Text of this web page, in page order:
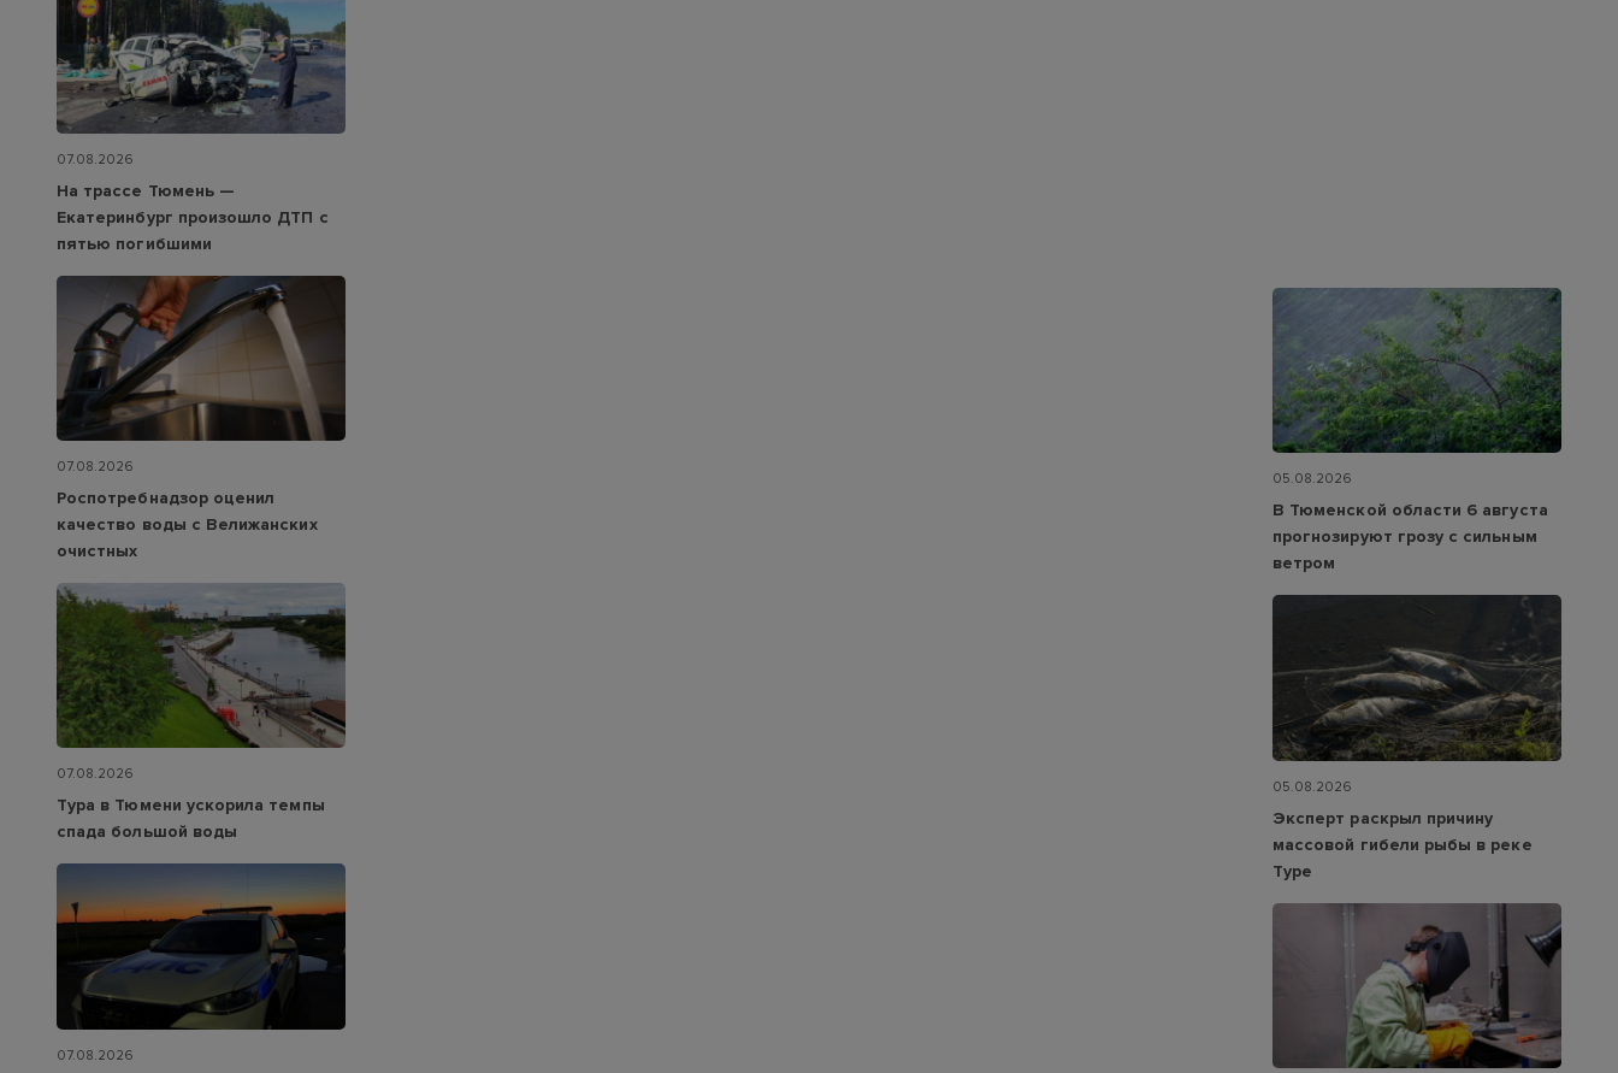
07.08.2026
На трассе Тюмень —
Екатеринбург произошло ДТП с
пятью погибшими
07.08.2026
Роспотребнадзор оценил
качество воды с Велижанских
очистных
07.08.2026
Тура в Тюмени ускорила темпы
спада большой воды
07.08.2026
05.08.2026
В Тюменской области 6 августа
прогнозируют грозу с сильным
ветром
05.08.2026
Эксперт раскрыл причину
массовой гибели рыбы в реке
Туре